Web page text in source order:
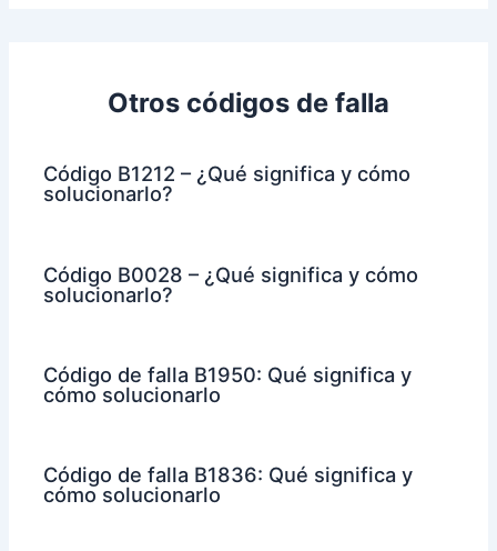
Otros códigos de falla
Código B1212 – ¿Qué significa y cómo
solucionarlo?
Código B0028 – ¿Qué significa y cómo
solucionarlo?
Código de falla B1950: Qué significa y
cómo solucionarlo
Código de falla B1836: Qué significa y
cómo solucionarlo